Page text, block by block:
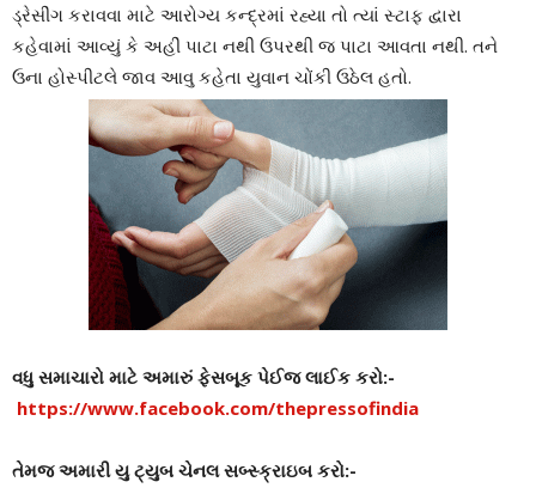
ડ્રેસીંગ કરાવવા માટે આરોગ્ય કન્દ્રમાં રહ્યા તો ત્યાં સ્ટાફ દ્વારા
કહેવામાં આવ્યું કે અહીં પાટા નથી ઉપરથી જ પાટા આવતા નથી. તને
ઉના હોસ્પીટલે જાવ આવુ કહેતા યુવાન ચોંકી ઉઠેલ હતો.
વધુ સમાચારો માટે અમારું ફેસબૂક પેઈજ લાઈક કરો:-
https://www.facebook.com/thepressofindia
તેમજ અમારી યુ ટ્યુબ ચેનલ સબ્સ્ક્રાઇબ કરો:-